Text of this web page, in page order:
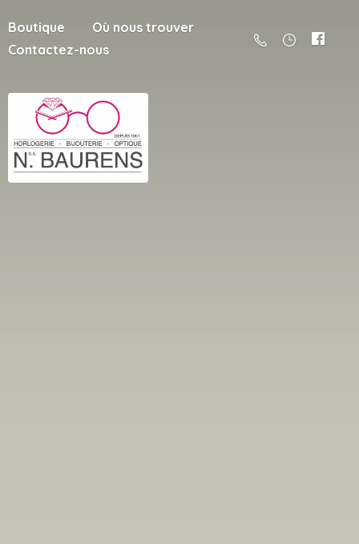
Boutique
Où nous trouver
Contactez-nous